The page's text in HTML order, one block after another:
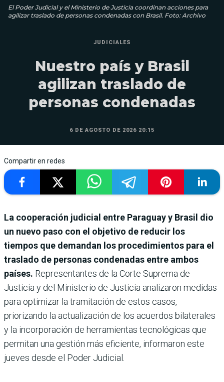
El Poder Judicial y el Ministerio de Justicia coordinan acciones para
agilizar traslado de personas condenadas con Brasil. Foto: Archivo
JUDICIALES
Nuestro país y Brasil
agilizan traslado de
personas condenadas
6 DE AGOSTO DE 2026 20:15
Compartir en redes
La cooperación judicial entre Paraguay y Brasil dio
un nuevo paso con el objetivo de reducir los
tiempos que demandan los procedimientos para el
traslado de personas condenadas entre ambos
países. Representantes de la Corte Suprema de
Justicia y del Ministerio de Justicia analizaron medidas
para optimizar la tramitación de estos casos,
priorizando la actualización de los acuerdos bilaterales
y la incorporación de herramientas tecnológicas que
permitan una gestión más eficiente, informaron este
jueves desde el Poder Judicial.